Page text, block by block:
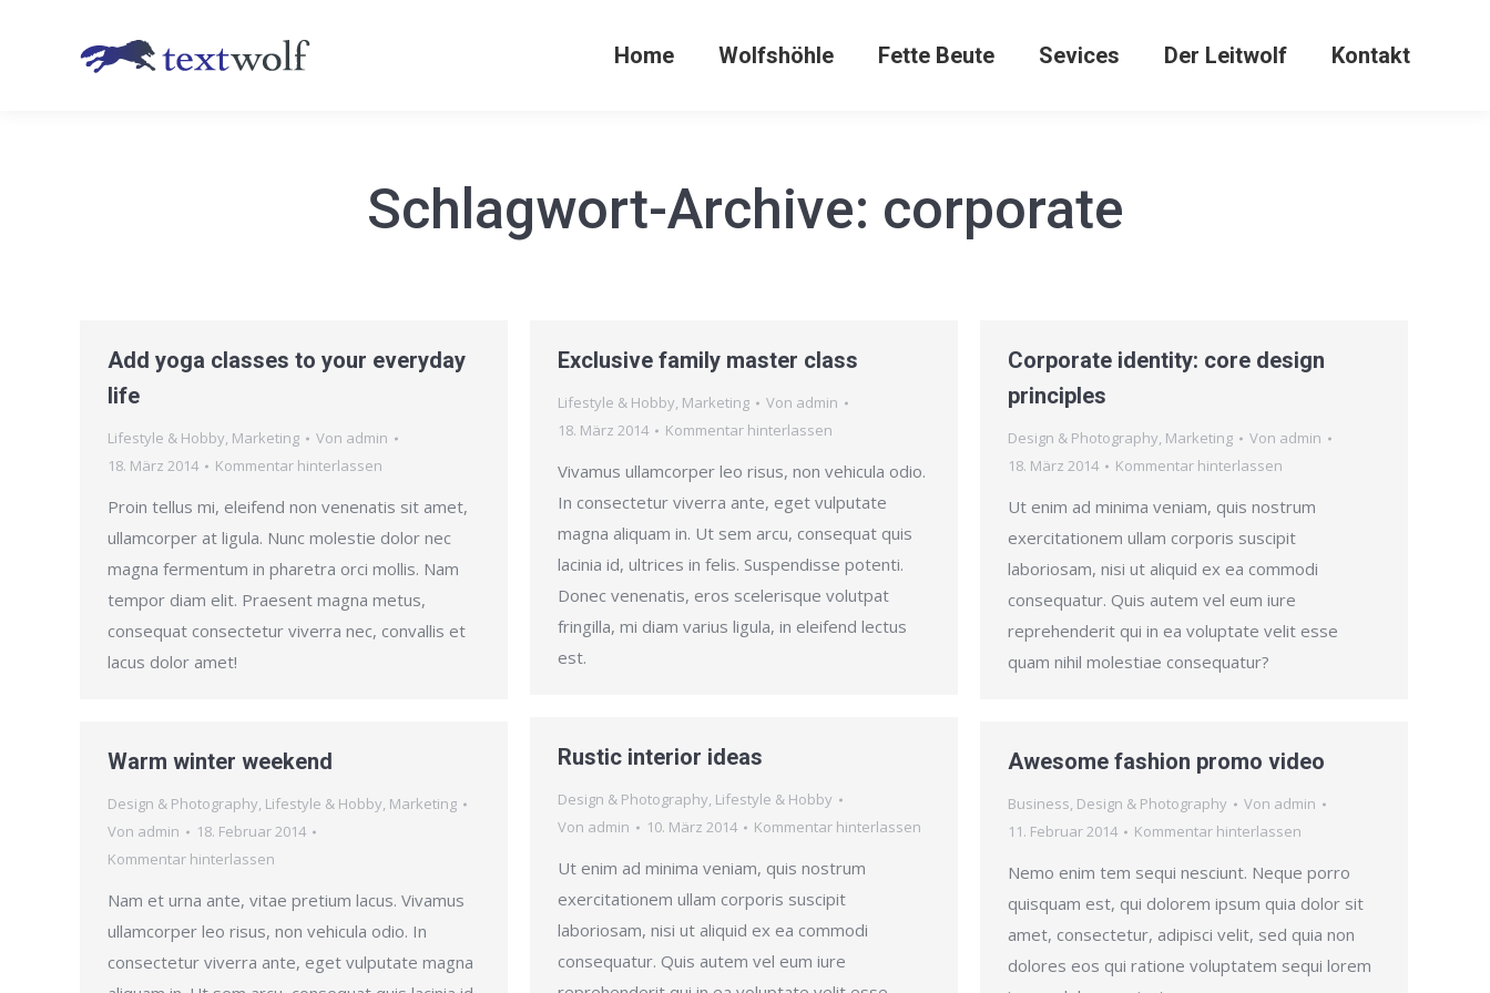
Home Wolfshöhle Fette Beute Sevices Der Leitwolf Kontakt
Schlagwort-Archive: corporate
Add yoga classes to your everyday
life
Lifestyle & Hobby, Marketing Von admin
18. März 2014
Kommentar hinterlassen
Proin tellus mi, eleifend non venenatis sit amet,
ullamcorper at ligula. Nunc molestie dolor nec
magna fermentum in pharetra orci mollis. Nam
tempor diam elit. Praesent magna metus,
consequat consectetur viverra nec, convallis et
lacus dolor amet!
Exclusive family master class
Lifestyle & Hobby, Marketing Von admin
18. März 2014
Kommentar hinterlassen
Vivamus ullamcorper leo risus, non vehicula odio.
In consectetur viverra ante, eget vulputate
magna aliquam in. Ut sem arcu, consequat quis
lacinia id, ultrices in felis. Suspendisse potenti.
Donec venenatis, eros scelerisque volutpat
fringilla, mi diam varius ligula, in eleifend lectus
est.
Corporate identity: core design
principles
Design & Photography, Marketing Von admin
18. März 2014
Kommentar hinterlassen
Ut enim ad minima veniam, quis nostrum
exercitationem ullam corporis suscipit
laboriosam, nisi ut aliquid ex ea commodi
consequatur. Quis autem vel eum iure
reprehenderit qui in ea voluptate velit esse
quam nihil molestiae consequatur?
Rustic interior ideas
Design & Photography, Lifestyle & Hobby
Von admin 10. März 2014 Kommentar hinterlassen
Ut enim ad minima veniam, quis nostrum
exercitationem ullam corporis suscipit
laboriosam, nisi ut aliquid ex ea commodi
consequatur. Quis autem vel eum iure
Warm winter weekend
Design & Photography, Lifestyle & Hobby, Marketing
Von admin
18. Februar 2014
Kommentar hinterlassen
Nam et urna ante, vitae pretium lacus. Vivamus
ullamcorper leo risus, non vehicula odio. In
consectetur viverra ante, eget vulputate magna
Awesome fashion promo video
Business, Design & Photography Von admin
11. Februar 2014
Kommentar hinterlassen
Nemo enim tem sequi nesciunt. Neque porro
quisquam est, qui dolorem ipsum quia dolor sit
amet, consectetur, adipisci velit, sed quia non
dolores eos qui ratione voluptatem sequi lorem